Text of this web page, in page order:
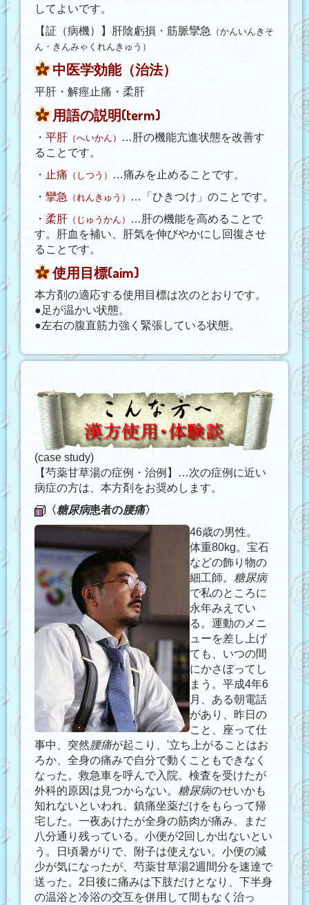
してよいです。
【証（病機）】肝陰虧損・筋脈攣急
（かんいんきそ
ん・きんみゃくれんきゅう）
中医学効能（治法）
平肝・解痙止痛・柔肝
用語の説明(term)
・ 平肝 （へいかん）
…肝の機能亢進状態を改善す
ることです。
・ 止痛 （しつう）
…痛みを止めることです。
・ 攣急 （れんきゅう）
…「ひきつけ」のことです。
・ 柔肝 （じゅうかん）
…肝の機能を高めることで
す。肝血を補い、肝気を伸びやかにし回復させ
ることです。
使用目標(aim)
本方剤の適応する使用目標は次のとおりです。
●足が温かい状態。
●左右の腹直筋力強く緊張している状態。
(case study)
【芍薬甘草湯の症例・治例】…次の症例に近い
病症の方は、本方剤をお奨めします。
〈糖尿病患者の腰痛〉
46歳の男性。
体重80kg。宝石
などの飾り物の
細工師。 糖尿病
で私のところに
永年みえてい
る。運動のメニ
ューを差し上げ
ても、いつの間
にかさぼってし
まう。平成4年6
月、ある朝電話
があり、昨日の
こと、座って仕
事中、突然腰痛が起こり、'立ち上がることはお
ろか、全身の痛みで自分で動くこともできなく
なった。救急車を呼んで入院。検査を受けたが
外科的原因は見つからない。 糖尿病のせいかも
知れないといわれ、鎮痛坐薬だけをもらって帰
宅した。一夜あけたが全身の筋肉が痛み、まだ
八分通り残っている。小便が2回しか出ないとい
う。日頃暑がりで、附子は使えない。小便の減
少が気になったが、芍薬甘草湯2週間分を速達で
送った。2日後に痛みは下肢だけとなり、下半身
の温浴と冷浴の交互を併用して間もなく治っ